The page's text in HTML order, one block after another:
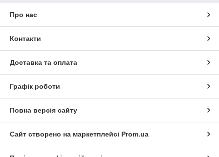
Про нас
Контакти
Доставка та оплата
Графік роботи
Повна версія сайту
Сайт створено на маркетплейсі Prom.ua